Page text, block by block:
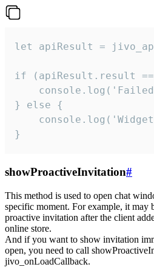
let apiResult =
if (apiResult.result
} else {
}
showProactiveInvitation#
This method is used to open chat
specific moment. For example, it may
proactive invitation after the client
online store.
And if you want to show invitation
open, you need to call
jivo_onLoadCallback.